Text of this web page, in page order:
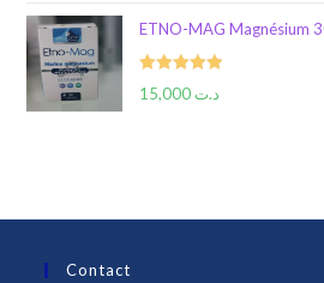
ETNO-MAG Magnésium
Rated 5.00د.ت
Contact